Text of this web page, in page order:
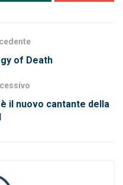
of Death
è il nuovo cantante della